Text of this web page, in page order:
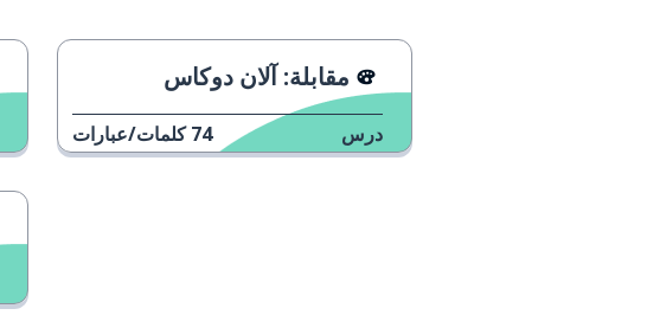
مقابلة: آلان دوكاس
درس 74 كلمات/عبارات